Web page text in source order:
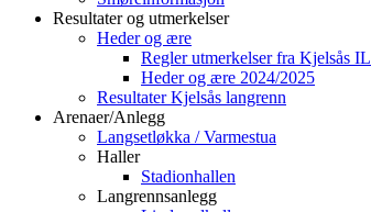
Resultater og utmerkelser
Heder og ære
Regler utmerkelser fra Kjelsås IL
Heder og ære 2024/2025
Resultater Kjelsås langrenn
Arenaer/Anlegg
Langsetløkka / Varmestua
Haller
Stadionhallen
Langrennsanlegg